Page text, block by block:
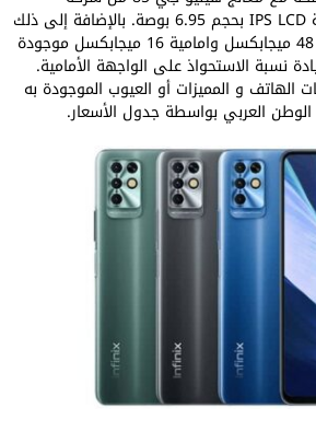
ميدياتك كما تمتلك شاشة IPS LCD بحجم 6.95 بوصة. بالإضافة إلى ذلك
تمتلك كاميرا خلفية بدقة 48 ميجابكسل وامامية 16 ميجابكسل موجودة
نسبة الاستحواذ على الواجهة الأمامية.
و المميزات أو العيوب الموجودة به
العربي بواسطة جدول الأسعار.